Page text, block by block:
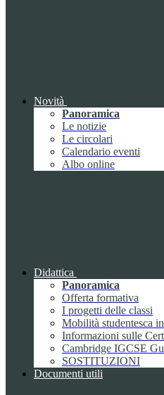
Novità
Panoramica
Le notizie
Le circolari
Calendario eventi
Albo online
Didattica
Panoramica
Offerta formativa
I progetti delle classi
Mobilità studentesca
Informazioni sulle
Cambridge IGCSE
SOSTITUZIONI
Documenti utili